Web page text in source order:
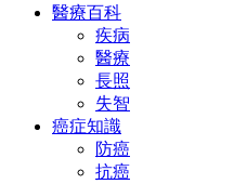
醫療百科
疾病
醫療
長照
失智
癌症知識
防癌
抗癌